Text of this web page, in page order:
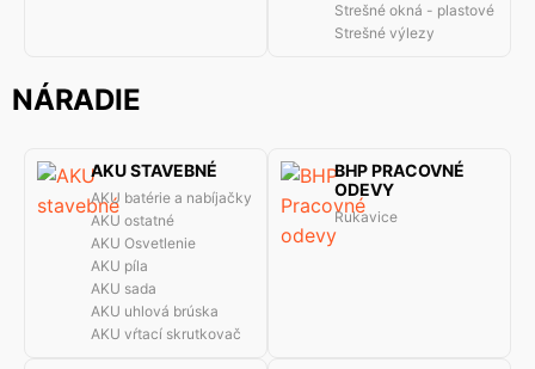
Strešné okná - plastové
Strešné výlezy
NÁRADIE
AKU STAVEBNÉ
AKU batérie a nabíjačky
AKU ostatné
AKU Osvetlenie
AKU píla
AKU sada
AKU uhlová brúska
AKU vŕtací skrutkovač
BHP PRACOVNÉ
ODEVY
Rukavice